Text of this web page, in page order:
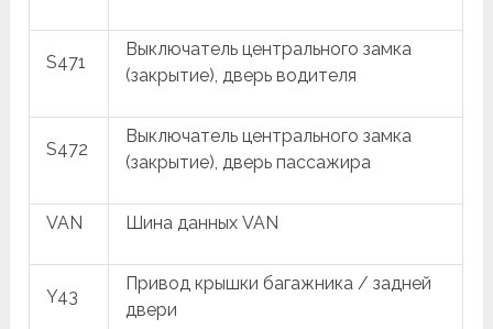
S471
Выключатель центрального замка
(закрытие), дверь водителя
S472
Выключатель центрального замка
(закрытие), дверь пассажира
VAN Шина данных VAN
Y43
Привод крышки багажника / задней
двери